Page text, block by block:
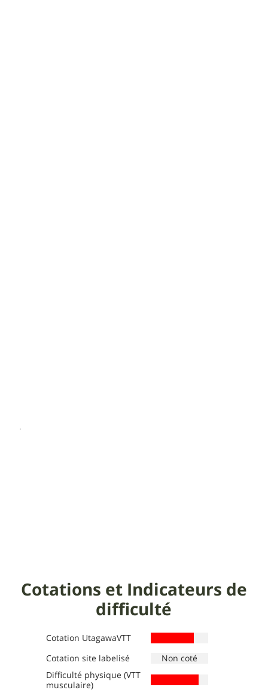
Cotations et Indicateurs de
difficulté
Cotation UtagawaVTT
Cotation site labelisé
Définition des niveaux :
Définition des niveaux :
Difficulté physique (VTT
musculaire)